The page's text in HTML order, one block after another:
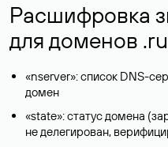
Расшифровка
для доменов
«nserver»: список DNS-
домен
«state»: статус домена
не делегирован,